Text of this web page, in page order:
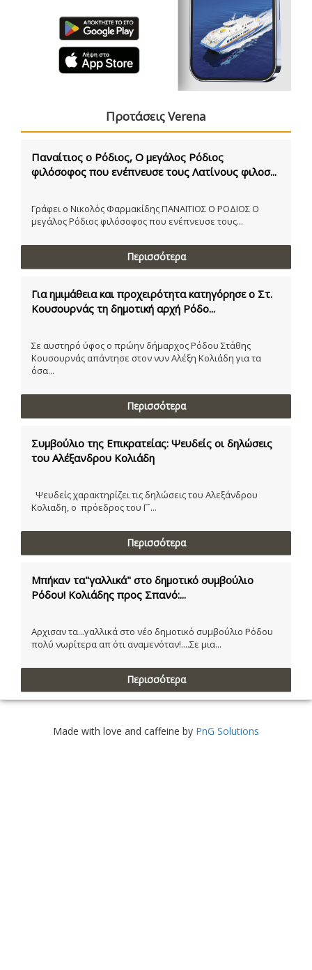
Προτάσεις Verena
Παναίτιος ο Ρόδιος, Ο μεγάλος Ρόδιος
φιλόσοφος που ενέπνευσε τους Λατίνους φιλοσ...
Γράφει ο Νικολός Φαρμακίδης ΠΑΝΑΙΤΙΟΣ Ο ΡΟΔΙΟΣ Ο
μεγάλος Ρόδιος φιλόσοφος που ενέπνευσε τους...
Περισσότερα
Για ημιμάθεια και προχειρότητα κατηγόρησε ο Στ.
Κουσουρνάς τη δημοτική αρχή Ρόδο...
Σε αυστηρό ύφος ο πρώην δήμαρχος Ρόδου Στάθης
Κουσουρνάς απάντησε στον νυν Αλέξη Κολιάδη για τα
όσα...
Περισσότερα
Συμβούλιο της Επικρατείας: Ψευδείς οι δηλώσεις
του Αλέξανδρου Κολιάδη
Ψευδείς χαρακτηρίζει τις δηλώσεις του Αλεξάνδρου
Κολιαδη, ο πρόεδρος του Γ´...
Περισσότερα
Μπήκαν τα"γαλλικά" στο δημοτικό συμβούλιο
Ρόδου! Κολιάδης προς Σπανό:...
Αρχισαν τα...γαλλικά στο νέο δημοτικό συμβούλιο Ρόδου
πολύ νωρίτερα απ ότι αναμενόταν!....Σε μια...
Περισσότερα
Made with love and caffeine by PnG Solutions